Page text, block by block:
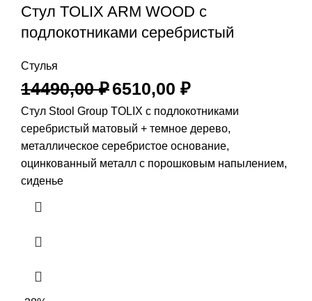
Стул TOLIX ARM WOOD с
подлокотниками серебристый
Стулья
14490,00₽6510,00 ₽
Стул Stool Group TOLIX с подлокотниками
серебристый матовый + темное дерево,
металлическое серебристое основание,
оцинкованный металл с порошковым напылением,
сиденье